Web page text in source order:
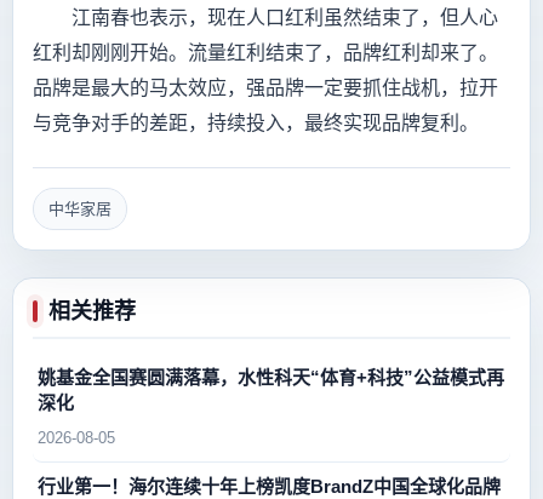
江南春也表示，现在人口红利虽然结束了，但人心
红利却刚刚开始。流量红利结束了，品牌红利却来了。
品牌是最大的马太效应，强品牌一定要抓住战机，拉开
与竞争对手的差距，持续投入，最终实现品牌复利。
中华家居
相关推荐
姚基金全国赛圆满落幕，水性科天“体育+科技”公益模式再
深化
2026-08-05
行业第一！海尔连续十年上榜凯度BrandZ中国全球化品牌